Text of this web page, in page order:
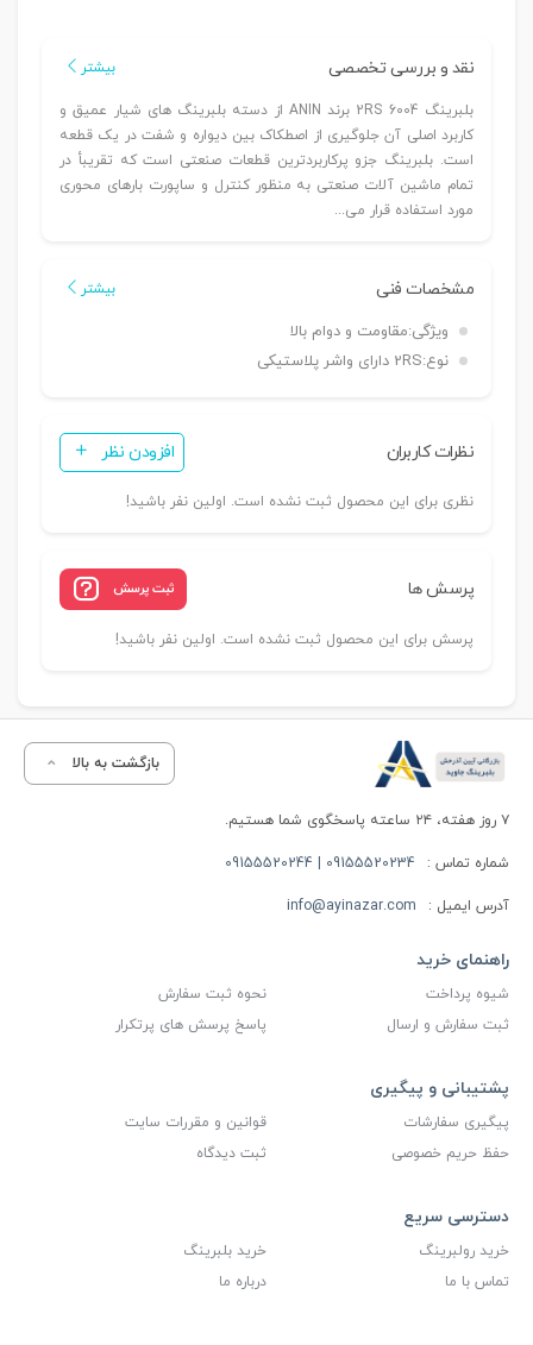
نقد و بررسی تخصصی بیشتر
بلبرینگ 6004 2RS برند ANIN از دسته بلبرینگ های شیار عمیق و
کاربرد اصلی آن جلوگیری از اصطکاک بین دیواره و شفت در یک قطعه
است. بلبرینگ جزو پرکاربردترین قطعات صنعتی است که تقریبأ در
تمام ماشین آلات صنعتی به منظور کنترل و ساپورت بارهای محوری
مورد استفاده قرار می...
مشخصات فنی بیشتر
ویژگی:مقاومت و دوام بالا
نوع:2RS دارای واشر پلاستیکی
نظرات کاربران افزودن نظر
نظری برای این محصول ثبت نشده است. اولین نفر باشید!
پرسش ها ثبت پرسش
پرسش برای این محصول ثبت نشده است. اولین نفر باشید!
بازگشت به بالا
۷ روز هفته، ۲۴ ساعته پاسخگوی شما هستیم.
شماره تماس : 09155520234 | 09155520244
آدرس ایمیل : info@ayinazar.com
راهنمای خرید
شیوه پرداخت
نحوه ثبت سفارش
ثبت سفارش و ارسال
پاسخ پرسش های پرتکرار
پشتیبانی و پیگیری
پیگیری سفارشات
قوانین و مقررات سایت
حفظ حریم خصوصی
ثبت دیدگاه
دسترسی سریع
خرید رولبرینگ
خرید بلبرینگ
تماس با ما
درباره ما